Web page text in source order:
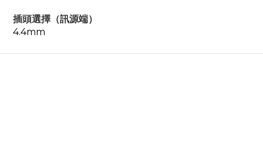
插頭選擇（訊源端）
4.4mm